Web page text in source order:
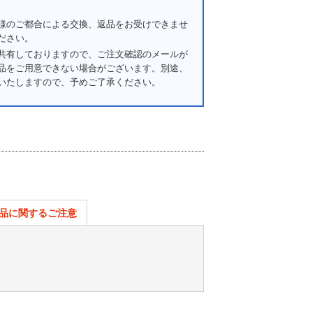
のご都合による交換、返品をお受けできませ
さい。
有しておりますので、ご注文確認のメールが
をご用意できない場合がございます。別途、
たしますので、予めご了承ください。
に関するご注意